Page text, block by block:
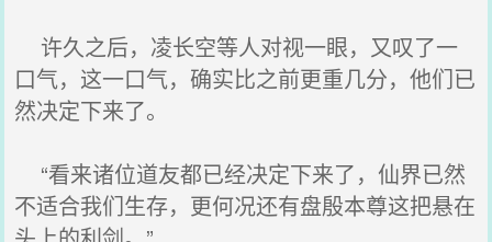
许久之后，凌长空等人对视一眼，又叹了一
口气，这一口气，确实比之前更重几分，他们已
然决定下来了。
“看来诸位道友都已经决定下来了，仙界已然
不适合我们生存，更何况还有盘殷本尊这把悬在